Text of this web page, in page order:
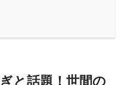
と話題！世間の